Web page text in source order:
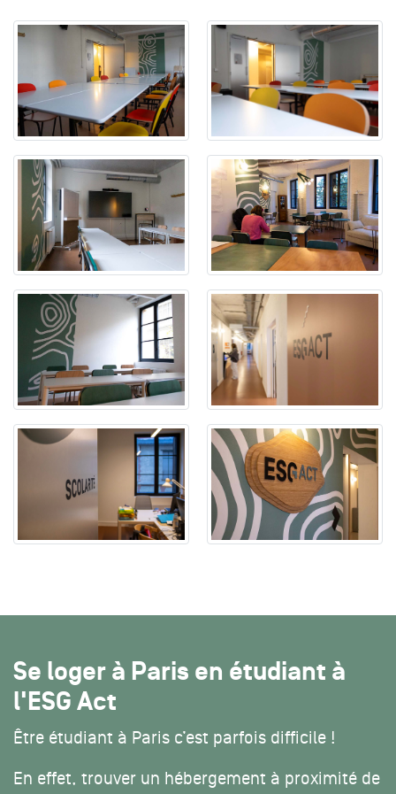
Se loger à Paris en étudiant à
l'ESG Act
Être étudiant à Paris c’est parfois difficile !
En effet, trouver un hébergement à proximité de